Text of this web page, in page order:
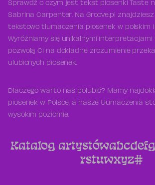
Sprawdź o czym jest tekst piosenki Taste
Sabrina Carpenter. Na Groove.pl
tekstowo tłumaczenia piosenek w polskim
Wyróżniamy się unikalnymi
pozwolą Ci na dokładne zrozumienie
ulubionych piosenek.
Dlaczego warto nas polubić? Mamy
piosenek w Polsce, a nasze tłumaczenia
wysokim poziomie.
Katalog artystówabcdefg
rstuwxyz#